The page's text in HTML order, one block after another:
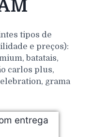
tipos de
e preços):
batatais,
carlos plus,
grama